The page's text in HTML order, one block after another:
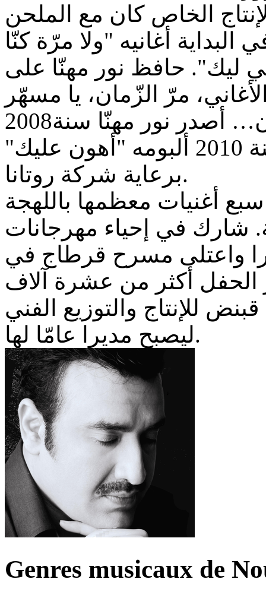
الخاص كان مع الملحن
أغانيه "ولا مرّة كنّا
ليك". حافظ نور مهنّا على
مرّ الزّمان، يا مسهّر
العشّاق، وحشتيني، رقّ الزمان… أصدر نور مهنّا سنة2008
ألبومه "حكم الهوى"، ثم في سنة 2010 ألبومه "أهون عليك"
برعاية شركة روتانا.
أغنيات معظمها باللهجة
شارك في إحياء مهرجانات
واعتلى مسرح قرطاج في
الحفل أكثر من عشرة آلاف
للإنتاج والتوزيع الفني
ليصبح مديرا عامّا لها.
Genres musicaux de